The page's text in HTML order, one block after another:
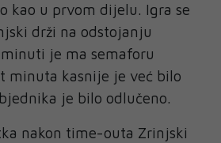
kao u prvom dijelu. Igra se
drži na odstojanju
je ma semaforu
minuta kasnije je već bilo
je bilo odlučeno.
nakon time-outa Zrinjski